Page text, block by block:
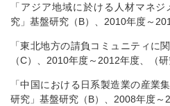
「アジア地域に於ける人材マネ
究」基盤研究（B）、2010年度～
「東北地方の請負コミュニティに
（C）、2010年度～2012年度、（研
「中国における日系製造業の産業
研究」基盤研究（B）、2008年度～